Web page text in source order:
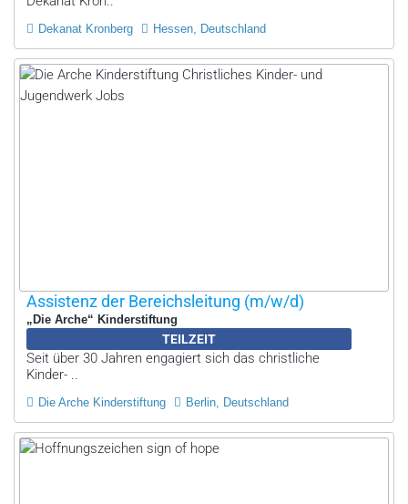
Dekanat Kronberg Hessen, Deutschland
Assistenz der Bereichsleitung (m/w/d)
„Die Arche“ Kinderstiftung
TEILZEIT
Seit über 30 Jahren engagiert sich das christliche
Kinder- ..
Die Arche Kinderstiftung Berlin, Deutschland